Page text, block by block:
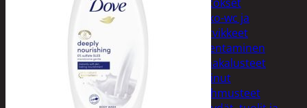
Ulko-wc ja
tarvikkeet
Piharakentaminen
Puutarhakalusteet
Keinut
Pehmusteet